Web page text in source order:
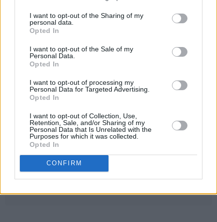
I want to opt-out of the Sharing of my
personal data.
Opted In
I want to opt-out of the Sale of my
Personal Data.
Opted In
I want to opt-out of processing my
Personal Data for Targeted Advertising.
Opted In
I want to opt-out of Collection, Use,
Retention, Sale, and/or Sharing of my
Personal Data that Is Unrelated with the
Purposes for which it was collected.
Opted In
CONFIRM
Kommentar
Send meg e-post når mitt innlegg blir kommentert